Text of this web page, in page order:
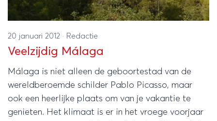
20 januari 2012 · Redactie
Veelzijdig Málaga
Málaga is niet alleen de geboortestad van de
wereldberoemde schilder Pablo Picasso, maar
ook een heerlijke plaats om van je vakantie te
genieten. Het klimaat is er in het vroege voorjaar